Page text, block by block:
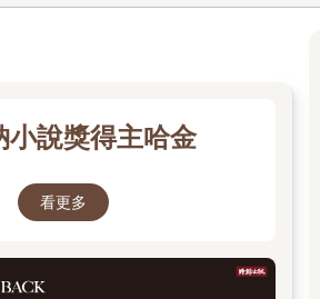
，也隨時可以與人合作，擊掌組成華麗
適， 那樣敞開變化的空間，是明白自己
配，在這世界上自由行走。
候拿捏的工夫。
小說獎得主哈金
看更多